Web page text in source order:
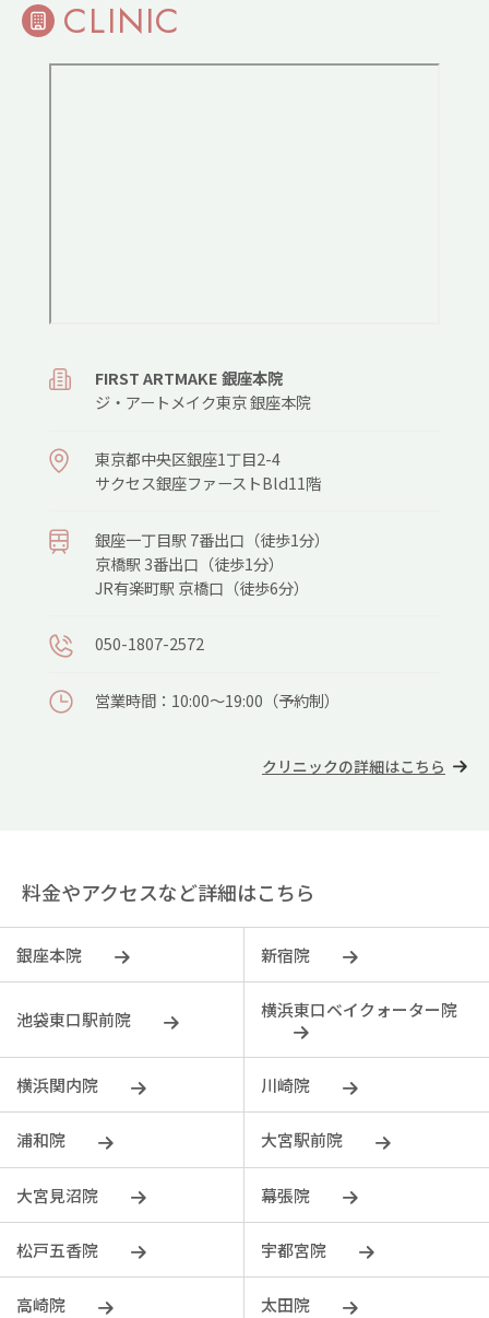
CLINIC
FIRST ARTMAKE 銀座本院
ジ・アートメイク東京 銀座本院
東京都中央区銀座1丁目2-4
サクセス銀座ファーストBld11階
銀座⼀丁⽬駅 7番出⼝（徒歩1分）
京橋駅 3番出⼝（徒歩1分）
JR有楽町駅 京橋⼝（徒歩6分）
050-1807-2572
営業時間：10:00～19:00（予約制）
クリニックの詳細はこちら
料金やアクセスなど詳細はこちら
銀座本院 新宿院
池袋東口駅前院 横浜東口ベイクォーター院
横浜関内院 川崎院
浦和院 大宮駅前院
大宮見沼院 幕張院
松戸五香院 宇都宮院
⾼崎院 太田院